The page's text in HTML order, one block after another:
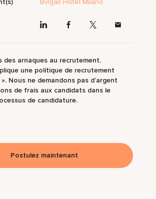
Bvlgari Hotel Milano
des arnaques au recrutement.
une politique de recrutement
Nous ne demandons pas d’argent
de frais aux candidats dans le
de candidature.
Postulez maintenant